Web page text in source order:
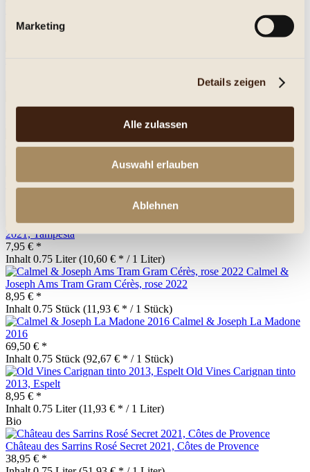
Marketing
Details zeigen
Alle zulassen
Auswahl erlauben
Ablehnen
7,95 € *
0.75 Liter
15,95 € *
(21,27 € * / 1 Liter)
6,25 € *
(8,33 € * / 1 Liter)
Grauburgunder PUITEN Prädium Kellerei Schreckbichl 2021
(19,93 € * / 1 Liter)
Prieto Picudo Rosado
2021, Tampesta
7,95 € *
Inhalt 0.75 Liter(10,60 € * / 1 Liter)
Calmel &
Joseph Ams Tram Gram Cérès, rose 2022
8,95 € *
Inhalt 0.75 Stück (11,93 € * / 1 Stück)
Calmel & Joseph La Madone
2016
69,50 € *
Inhalt 0.75 Stück (92,67 € * / 1 Stück)
Old Vines Carignan tinto
2013, Espelt
8,95 € *
Inhalt 0.75 Liter(11,93 € * / 1 Liter)
Bio
Château des Sarrins Rosé Secret 2021, Côtes de Provence
38,95 € *